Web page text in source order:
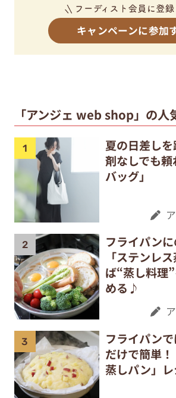
キャンペーンに参加
「アンジェ web shop」の人
夏の日差し
剤なしでも
バッグ」
フライパン
「ステンレ
ば“蒸し料理
める♪
フライパン
だけで簡単
蒸しパン」